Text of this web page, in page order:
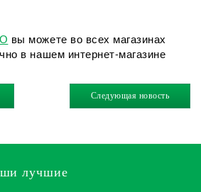
вы можете во всех магазинах
в нашем интернет-магазине
Следующая новость
лучшие